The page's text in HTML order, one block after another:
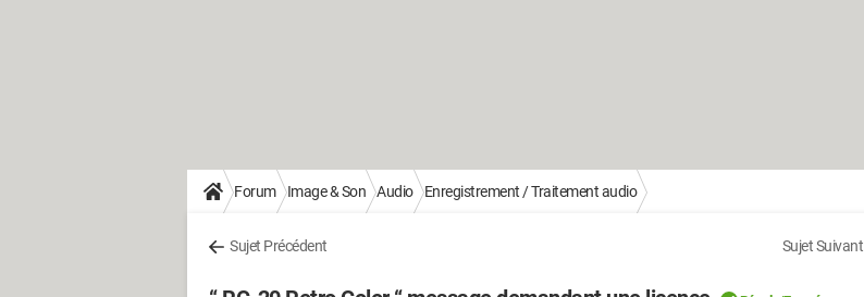
Forum Image & Son Audio Enregistrement / Traitement audio
Sujet Précédent Sujet Suivant